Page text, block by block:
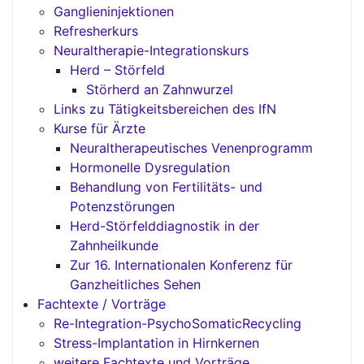
Ganglieninjektionen
Refresherkurs
Neuraltherapie-Integrationskurs
Herd – Störfeld
Störherd an Zahnwurzel
Links zu Tätigkeitsbereichen des IfN
Kurse für Ärzte
Neuraltherapeutisches Venenprogramm
Hormonelle Dysregulation
Behandlung von Fertilitäts- und
Potenzstörungen
Herd-Störfelddiagnostik in der
Zahnheilkunde
Zur 16. Internationalen Konferenz für
Ganzheitliches Sehen
Fachtexte / Vorträge
Re-Integration-PsychoSomaticRecycling
Stress-Implantation in Hirnkernen